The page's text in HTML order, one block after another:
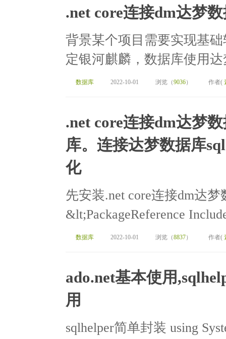
.net core连接dm达梦
背景某个项目需要实现基
定银河麒麟，数据库使用
数据库 2022-10-01 浏览（9036） 作者(
.net core连接dm达梦
库。连接达梦数据库
化
先安装.net core连接dm达
&lt;PackageReference
数据库 2022-10-01 浏览（8837） 作者(
ado.net基本使用
用
sqlhelper简单封装 using